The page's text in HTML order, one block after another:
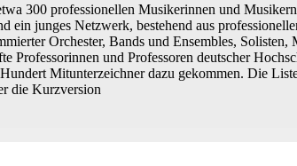
300 professionellen Musikerinnen und
junges Netzwerk, bestehend aus
Orchester, Bands und Ensembles, Solisten,
Professorinnen und Professoren deutscher
Mitunterzeichner dazu gekommen. Die
die Kurzversion